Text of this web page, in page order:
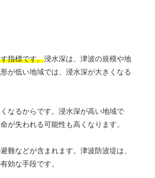
指標です。浸水深は、津波の規模や地
が低い地域では、浸水深が大きくなる
なるからです。浸水深が高い地域で
が失われる可能性も高くなります。
難などが含まれます。津波防波堤は、
効な手段です。